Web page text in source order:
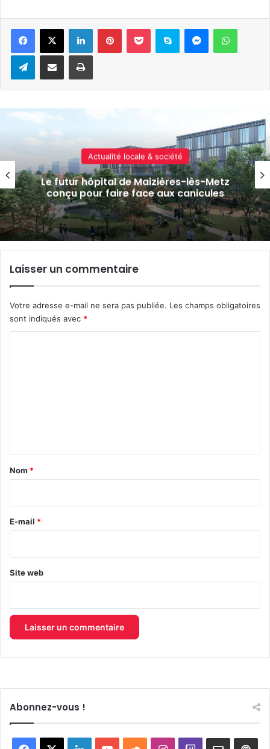
LinkedinPinterestPocket Skype Messenger
TelegramPartager par e-mail Imprimer
Actualité locale & société
APM, soldes, baignades : 7 actus de la
semaine à Metz Métropole (26/06/2026)
Laisser un commentaire
Votre adresse e-mail ne sera pas publiée. Les champs obligatoires
sont indiqués avec *
a
e
Nom *
E-mail *
Site web
Abonnez-vous !